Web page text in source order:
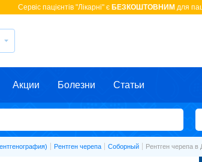
Cервіс пацієнтів "Лікарні" є БЕЗКОШТОВНИМ для
Акции Болезни Статьи
Рентген черепа Соборный Рентген черепа